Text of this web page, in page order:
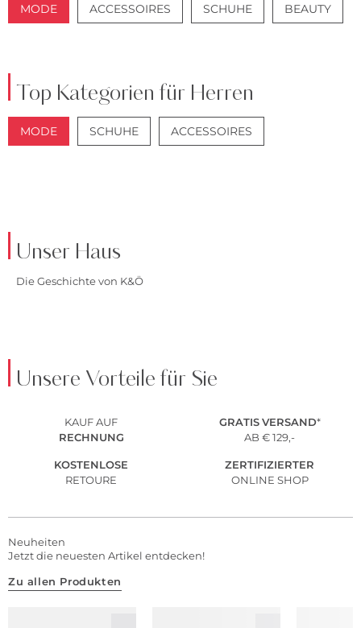
MODE ACCESSOIRES SCHUHE BEAUTY
Top Kategorien für Herren
MODE SCHUHE ACCESSOIRES
Unser Haus
Die Geschichte von K&Ö
Unsere Vorteile für Sie
KAUF AUF
RECHNUNG
GRATIS VERSAND*
AB € 129,-
KOSTENLOSE
RETOURE
ZERTIFIZIERTER
ONLINE SHOP
Neuheiten
Jetzt die neuesten Artikel entdecken!
Zu allen Produkten